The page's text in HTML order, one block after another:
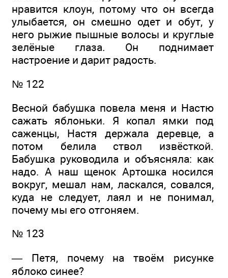
нравится клоун, потому что он всегда
улыбается, он смешно одет и обут, у
него рыжие пышные волосы и круглые
зелёные глаза. Он поднимает
настроение и дарит радость.
№ 122
Весной бабушка повела меня и Настю
сажать яблоньки. Я копал ямки под
саженцы, Настя держала деревце, а
потом белила ствол извёсткой.
Бабушка руководила и объясняла: как
надо. А наш щенок Артошка носился
вокруг, мешал нам, ласкался, совался,
куда не следует, лаял и не понимал,
почему мы его отгоняем.
№ 123
— Петя, почему на твоём рисунке
яблоко синее?